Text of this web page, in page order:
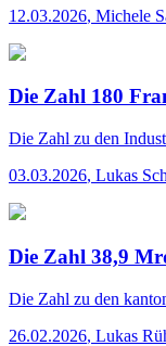
12.03.2026, Michele
Die Zahl 180
Die Zahl zu den
03.03.2026, Lukas
Die Zahl 38,9
Die Zahl zu den
26.02.2026, Lukas